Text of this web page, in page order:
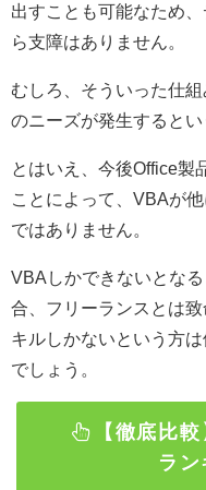
出すことも可能なため
ら支障はありません。
むしろ、そういった仕
のニーズが発生するとい
とはいえ、今後Office製
ことによって、 VBAが
ではありません。
VBA しかできないとな
合、フリーランスとは致
キルしかないという方
でしょう。
【徹底比
ラン